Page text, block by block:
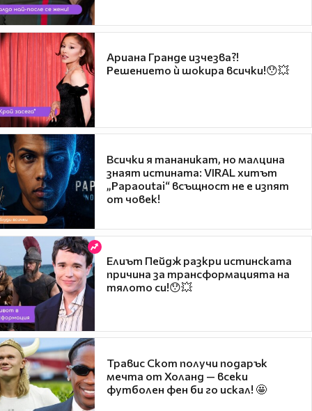
Ариана Гранде изчезва?!
Решението ѝ шокира всички!😯💥
Всички я тананикат, но малцина
знаят истината: VIRAL хитът
„Papaoutai“ всъщност не е изпят
от човек!
Елиът Пейдж разкри истинската
причина за трансформацията на
тялото си!😯💥
Травис Скот получи подарък
мечта от Холанд — всеки
футболен фен би го искал! 🤩